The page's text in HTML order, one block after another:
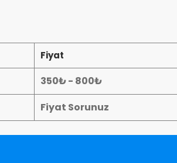
Fiyat
350₺ - 800₺
Fiyat Sorunuz